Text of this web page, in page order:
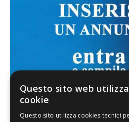
Questo sito web utilizza
cookie